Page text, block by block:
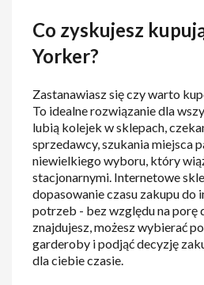
Co zyskujesz
Yorker?
Zastanawiasz się czy warto
To idealne rozwiązanie dla
lubią kolejek w sklepach,
sprzedawcy, szukania miejsca
niewielkiego wyboru, który
stacjonarnymi. Internetowe
dopasowanie czasu zakupu do
potrzeb - bez względu na porę
znajdujesz, możesz wybierać
garderoby i podjąć decyzję
dla ciebie czasie.